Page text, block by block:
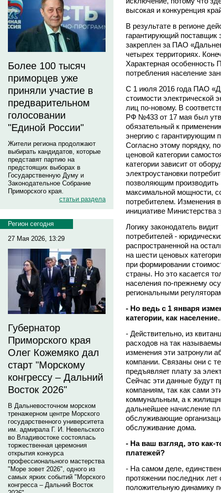
Более 100 тысяч
приморцев уже
приняли участие в
предварительном
голосовании
"Единой России"
Жители региона продолжают
выбирать кандидатов, которые
представят партию на
предстоящих выборах в
Государственную Думу и
Законодательное Собрание
Приморского края.
статьи раздела
Регион сегодня
27 Мая 2026, 13:29
Губернатор
Приморского края
Олег Кожемяко дал
старт "Морскому
конгрессу – Дальний
Восток 2026"
В Дальневосточном морском
тренажерном центре Морского
государственного университета
им. адмирала Г. И. Невельского
во Владивостоке состоялась
торжественная церемония
открытия конкурса
профессионального мастерства
"Море зовет 2026", одного из
самых ярких событий "Морского
конгресса – Дальний Восток
высокая и конкуренция
В результате в регионе
гарантирующий поставщик
закреплен за ПАО
четырех территориях.
Характерная особенность
потребления население
С 1 июля 2016 года ПАО
стоимости электрической
лиц по-новому. В
РФ №433 от 17 мая был
обязательный к
энергию с гарантирующим
Согласно этому порядку,
ценовой категории
категории зависит от
электроустановки
позволяющим производить
максимальной мощности,
потребителем. Изменения
инициативе Министерства
Логику законодатель
потребителей -
распространенной на
на шести ценовых
при формировании
страны. Но это касается
населения по-прежнему
региональными
- Но ведь с 1 января
категории, как
- Действительно, из
расходов на так
изменения эти затронули
компании. Связаны они с
предъявляет плату за
Сейчас эти данные будут
компаниям, так как сами
коммунальным, а к
дальнейшее начисление
обслуживающие
обслуживание дома.
- На ваш взгляд, это как-
платежей?
- На самом деле,
протяжении последних
положительную динамику